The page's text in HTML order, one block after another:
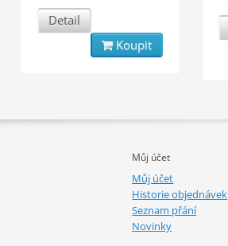
Detail
Koupit
Můj účet
Můj účet
Historie objednávek
Seznam přání
Novinky